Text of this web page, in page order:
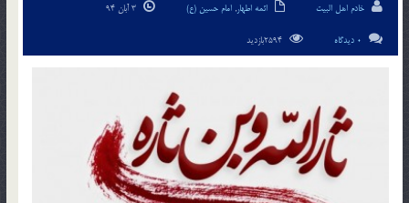
خادم اهل البیت ائمه اطهار, امام حسین (ع)
0 دیدگاه